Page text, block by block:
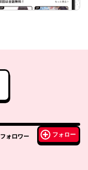
フォロワー フォロー